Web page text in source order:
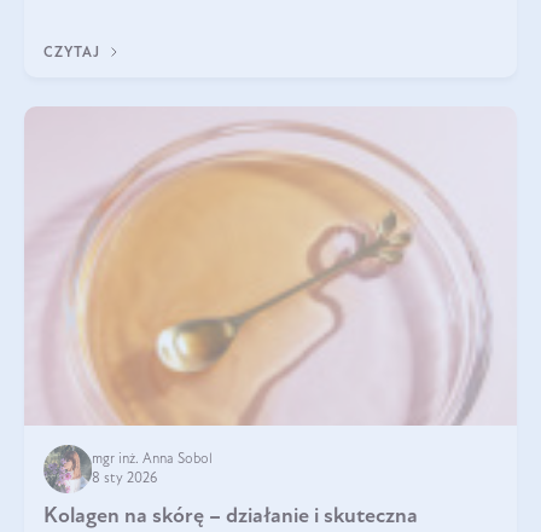
osłabienie włosów.
CZYTAJ
mgr inż. Anna Sobol
8 sty 2026
Kolagen na skórę – działanie i skuteczna